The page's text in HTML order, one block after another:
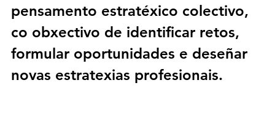
pensamento estratéxico colectivo,
co obxectivo de identificar retos,
formular oportunidades e deseñar
novas estratexias profesionais.